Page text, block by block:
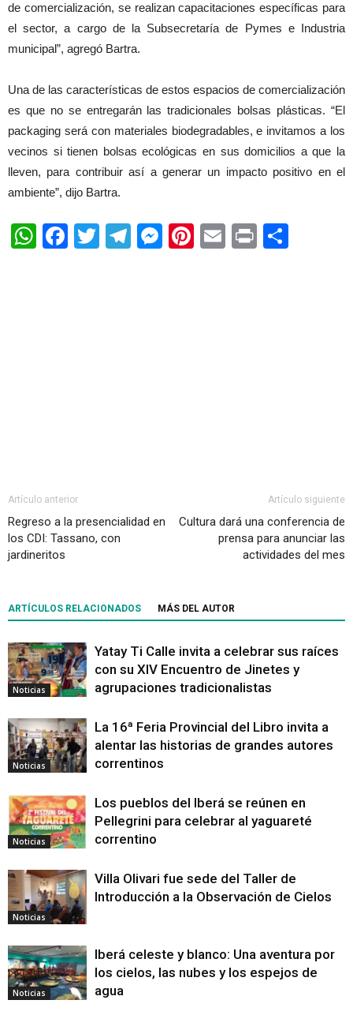
de comercialización, se realizan capacitaciones específicas para
el sector, a cargo de la Subsecretaría de Pymes e Industria
municipal”, agregó Bartra.
Una de las características de estos espacios de comercialización
es que no se entregarán las tradicionales bolsas plásticas. “El
packaging será con materiales biodegradables, e invitamos a los
vecinos si tienen bolsas ecológicas en sus domicilios a que la
lleven, para contribuir así a generar un impacto positivo en el
ambiente”, dijo Bartra.
WhatsApp
Facebook
TwitterTelegram
Messenger
Pinterest
EmailPrint
Artículo anterior
Regreso a la presencialidad en
los CDI: Tassano, con
jardineritos
Artículo siguiente
Cultura dará una conferencia de
prensa para anunciar las
actividades del mes
ARTÍCULOS RELACIONADOS MÁS DEL AUTOR
Noticias
Yatay Ti Calle invita a celebrar sus raíces
con su XIV Encuentro de Jinetes y
agrupaciones tradicionalistas
Noticias
La 16ª Feria Provincial del Libro invita a
alentar las historias de grandes autores
correntinos
Noticias
Los pueblos del Iberá se reúnen en
Pellegrini para celebrar al yaguareté
correntino
Noticias
Villa Olivari fue sede del Taller de
Introducción a la Observación de Cielos
Noticias
Iberá celeste y blanco: Una aventura por
los cielos, las nubes y los espejos de
agua